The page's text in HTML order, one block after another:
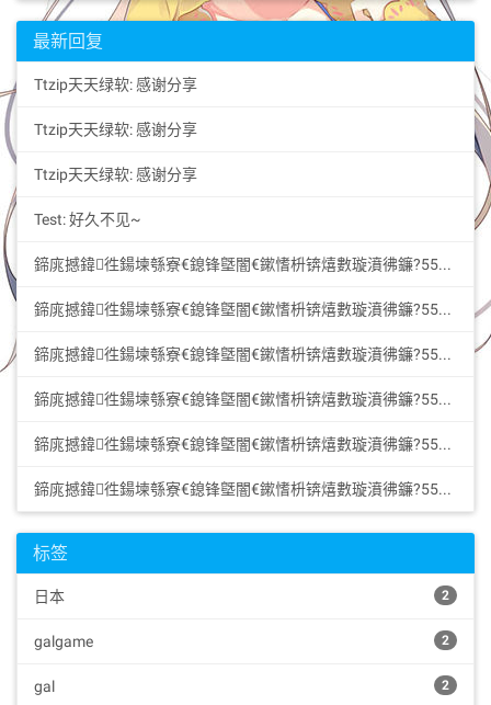
最新回复
Ttzip天天绿软: 感谢分享
Ttzip天天绿软: 感谢分享
Ttzip天天绿软: 感谢分享
Test: 好久不见~
鍗庣撼鍏徃鍚堜綔寮€鎴锋墍闇€鏉愭枡锛熺數璇濆彿鐮?5587291507 寰俊STS5099: 华纳圣淘沙公司开户新手教程零基础学会（183-8890...
鍗庣撼鍏徃鍚堜綔寮€鎴锋墍闇€鏉愭枡锛熺數璇濆彿鐮?5587291507 寰俊STS5099: 华纳圣淘沙公司开户新手教程零基础学会（183-8890...
鍗庣撼鍏徃鍚堜綔寮€鎴锋墍闇€鏉愭枡锛熺數璇濆彿鐮?5587291507 寰俊STS5099: 华纳圣淘沙公司开户新手教程零基础学会（183-8890...
鍗庣撼鍏徃鍚堜綔寮€鎴锋墍闇€鏉愭枡锛熺數璇濆彿鐮?5587291507 寰俊STS5099: 华纳圣淘沙公司开户新手教程零基础学会（183-8890...
鍗庣撼鍏徃鍚堜綔寮€鎴锋墍闇€鏉愭枡锛熺數璇濆彿鐮?5587291507 寰俊STS5099: 华纳圣淘沙开户步骤详解（183-8890-9465—?...
鍗庣撼鍏徃鍚堜綔寮€鎴锋墍闇€鏉愭枡锛熺數璇濆彿鐮?5587291507 寰俊STS5099: 华纳圣淘沙开户步骤详解（183-8890-9465—?...
标签
日本 2
galgame 2
gal 2